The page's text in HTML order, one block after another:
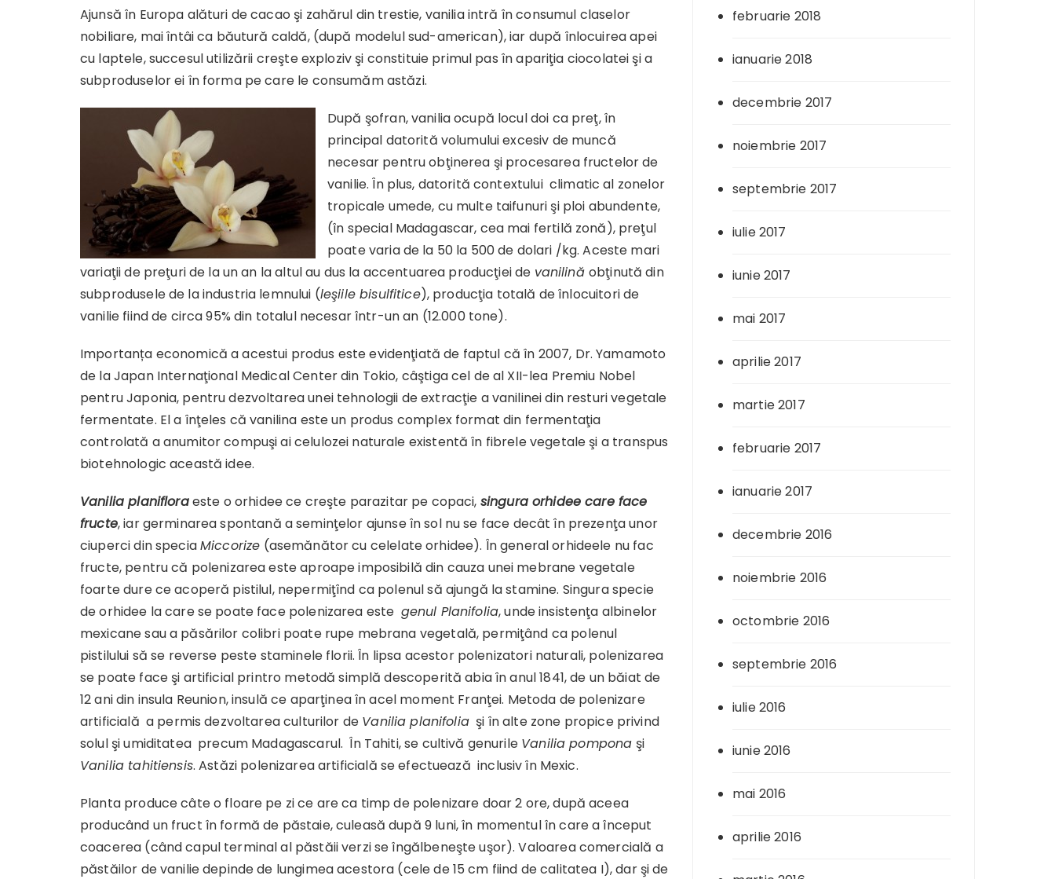
Ajunsă în Europa alături de cacao şi zahărul din trestie, vanilia intră în consumul claselor
nobiliare, mai întâi ca băutură caldă, (după modelul sud-american), iar după înlocuirea apei
cu laptele, succesul utilizării creşte exploziv şi constituie primul pas în apariţia ciocolatei şi a
subproduselor ei în forma pe care le consumăm astăzi.
După şofran, vanilia ocupă locul doi ca preţ, în
principal datorită volumului excesiv de muncă
necesar pentru obţinerea şi procesarea fructelor de
vanilie. În plus, datorită contextului climatic al zonelor
tropicale umede, cu multe taifunuri şi ploi abundente,
(în special Madagascar, cea mai fertilă zonă), preţul
poate varia de la 50 la 500 de dolari /kg. Aceste mari
variaţii de preţuri de la un an la altul au dus la accentuarea producţiei de vanilină obţinută din
subprodusele de la industria lemnului (leşiile bisulfitice), producţia totală de înlocuitori de
vanilie fiind de circa 95% din totalul necesar într-un an (12.000 tone).
Importanța economică a acestui produs este evidenţiată de faptul că în 2007, Dr. Yamamoto
de la Japan Internaţional Medical Center din Tokio, câştiga cel de al XII-lea Premiu Nobel
pentru Japonia, pentru dezvoltarea unei tehnologii de extracţie a vanilinei din resturi vegetale
fermentate. El a înţeles că vanilina este un produs complex format din fermentaţia
controlată a anumitor compuşi ai celulozei naturale existentă în fibrele vegetale şi a transpus
biotehnologic această idee.
Vanilia planifloraeste o orhidee ce creşte parazitar pe copaci, singura orhidee care face
fructe, iar germinarea spontană a seminţelor ajunse în sol nu se face decât în prezenţa unor
ciuperci din speciaMiccorize (asemănător cu celelate orhidee). În general orhideele nu fac
fructe, pentru că polenizarea este aproape imposibilă din cauza unei mebrane vegetale
foarte dure ce acoperă pistilul, nepermiţînd ca polenul să ajungă la stamine. Singura specie
de orhidee la care se poate face polenizarea este genul Planifolia, unde insistenţa albinelor
mexicane sau a păsărilor colibri poate rupe mebrana vegetală, permiţând ca polenul
pistilului să se reverse peste staminele florii. În lipsa acestor polenizatori naturali, polenizarea
se poate face şi artificial printro metodă simplă descoperită abia în anul 1841, de un băiat de
12 ani din insula Reunion, insulă ce aparţinea în acel moment Franţei. Metoda de polenizare
artificială a permis dezvoltarea culturilor de Vanilia planifoliaşi în alte zone propice privind
solul şi umiditatea precum Madagascarul. În Tahiti, se cultivă genurile Vanilia pompona şi
Vanilia tahitiensis. Astăzi polenizarea artificială se efectuează inclusiv în Mexic.
Planta produce câte o floare pe zi ce are ca timp de polenizare doar 2 ore, după aceea
producând un fruct în formă de păstaie, culeasă după 9 luni, în momentul în care a început
coacerea (când capul terminal al păstăii verzi se îngălbeneşte uşor). Valoarea comercială a
păstăilor de vanilie depinde de lungimea acestora (cele de 15 cm fiind de calitatea I), dar şi de
februarie 2018
ianuarie 2018
decembrie 2017
noiembrie 2017
septembrie 2017
iulie 2017
iunie 2017
mai 2017
aprilie 2017
martie 2017
februarie 2017
ianuarie 2017
decembrie 2016
noiembrie 2016
octombrie 2016
septembrie 2016
iulie 2016
iunie 2016
mai 2016
aprilie 2016